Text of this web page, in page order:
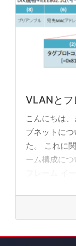
VLANとフ
こんにちは
ブネットに
た。 これに
ーム構成に